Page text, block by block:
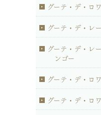
グーテ・デ・ロワ
グーテ・デ・レ
グーテ・デ・レ
ンゴー
グーテ・デ・ロ
グーテ・デ・ロ